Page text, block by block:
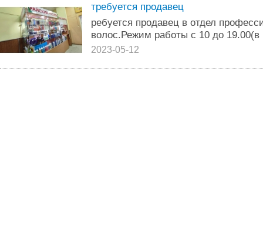
требуется продавец
ребуется продавец в отдел
волос.Режим работы с 10 до
2023-05-12